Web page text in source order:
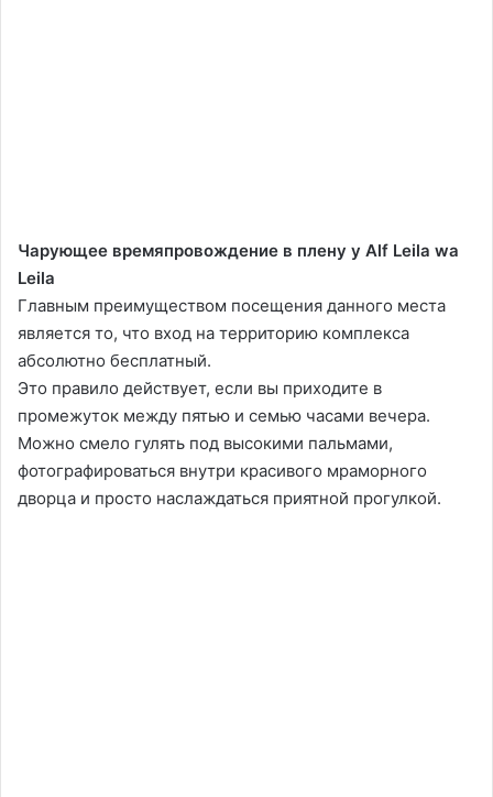
Чарующее времяпровождение в плену у Alf Leila wa
Leila
Главным преимуществом посещения данного места
является то, что вход на территорию комплекса
абсолютно бесплатный.
Это правило действует, если вы приходите в
промежуток между пятью и семью часами вечера.
Можно смело гулять под высокими пальмами,
фотографироваться внутри красивого мраморного
дворца и просто наслаждаться приятной прогулкой.